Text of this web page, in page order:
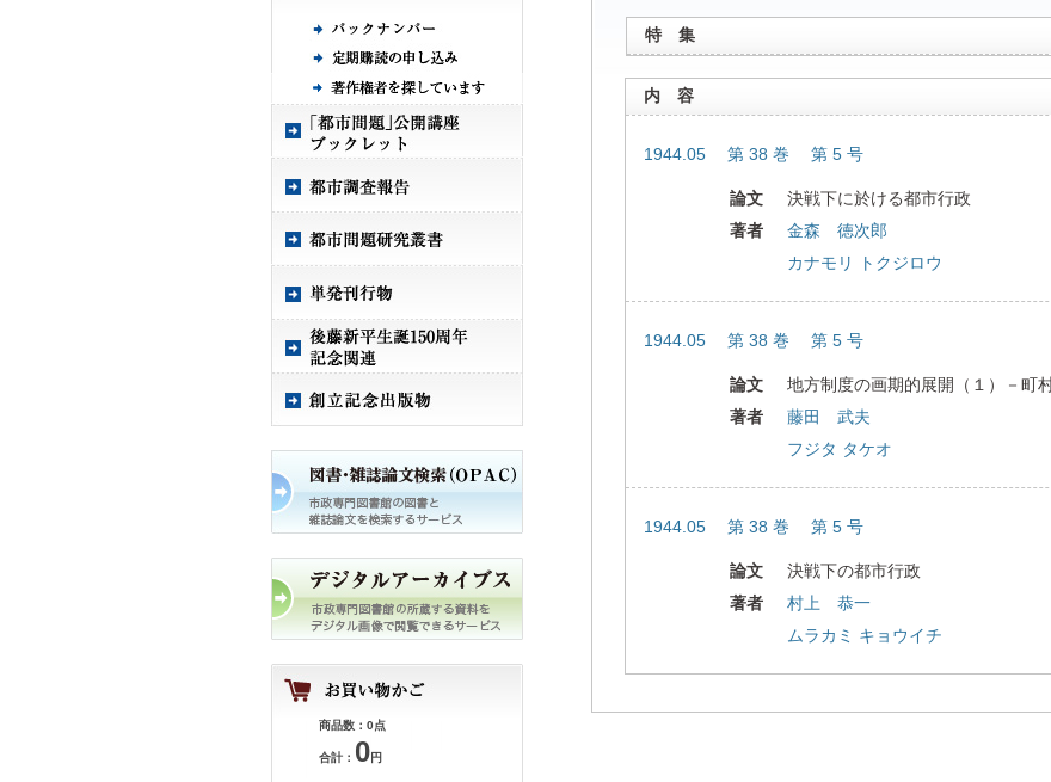
商品数：0点
合計： 0円
特 集
内 容
1944.05 第 38 巻 第 5 号
論文
決戦下に於ける都市行政
著者
金森 徳次郎
カナモリ トクジロウ
1944.05 第 38 巻 第 5 号
論文
地方制度の画期的展開（１）－町
著者
藤田 武夫
フジタ タケオ
1944.05 第 38 巻 第 5 号
論文
決戦下の都市行政
著者
村上 恭一
ムラカミ キョウイチ